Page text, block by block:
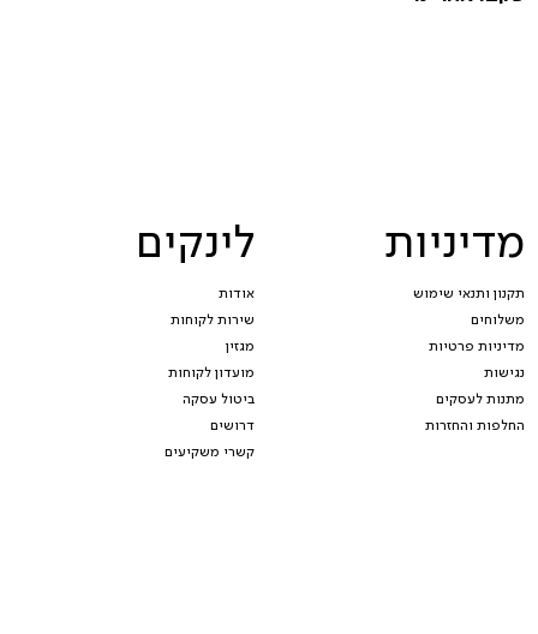
מדיניות
תקנון ותנאי שימוש
משלוחים
מדיניות פרטיות
נגישות
מתנות לעסקים
החלפות והחזרות
לינקים
אודות
שירות לקוחות
מגזין
מועדון לקוחות
ביטול עסקה
דרושים
קשרי משקיעים